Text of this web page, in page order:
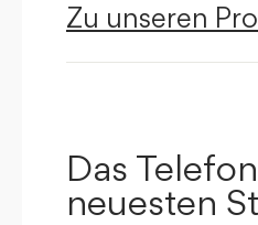
Zu unseren
Das
neuesten